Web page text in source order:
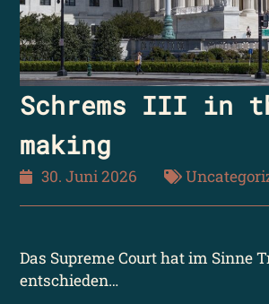
Schrems III in
making
30. Juni 2026
Das Supreme Court hat im Sinne
entschieden…